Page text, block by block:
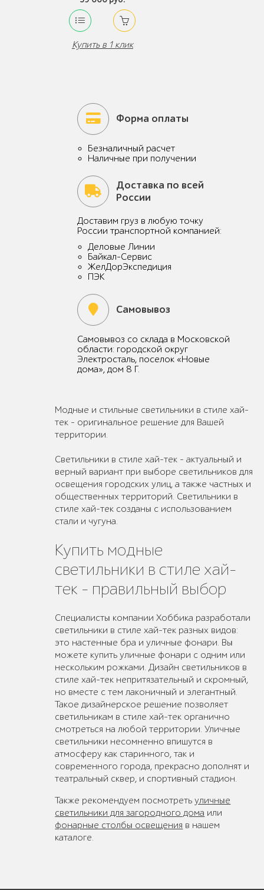
Купить в 1 клик
Форма оплаты
Безналичный расчет
Наличные при получении
Доставка по всей
России
Доставим груз в любую точку
России транспортной компанией:
Деловые Линии
Байкал-Сервис
ЖелДорЭкспедиция
ПЭК
Самовывоз
Самовывоз со склада в Московской
области: городской округ
Электросталь, поселок «Новые
дома», дом 8 Г.
Модные и стильные светильники в стиле хай-
тек - оригинальное решение для Вашей
территории.
Светильники в стиле хай-тек – актуальный и
верный вариант при выборе светильников для
освещения городских улиц, а также частных и
общественных территорий. Светильники в
стиле хай-тек созданы с использованием
стали и чугуна.
Купить модные
светильники в стиле хай-
тек - правильный выбор
Специалисты компании Хоббика разработали
светильники в стиле хай-тек разных видов:
это настенные бра и уличные фонари. Вы
можете купить уличные фонари с одним или
нескольким рожками. Дизайн светильников в
стиле хай-тек непритязательный и скромный,
но вместе с тем лаконичный и элегантный.
Такое дизайнерское решение позволяет
светильникам в стиле хай-тек органично
смотреться на любой территории. Уличные
светильники несомненно впишутся в
атмосферу как старинного, так и
современного города, прекрасно дополнят и
театральный сквер, и спортивный стадион.
Также рекомендуем посмотретьуличные
светильники для загородного дома или
фонарные столбы освещения в нашем
каталоге.